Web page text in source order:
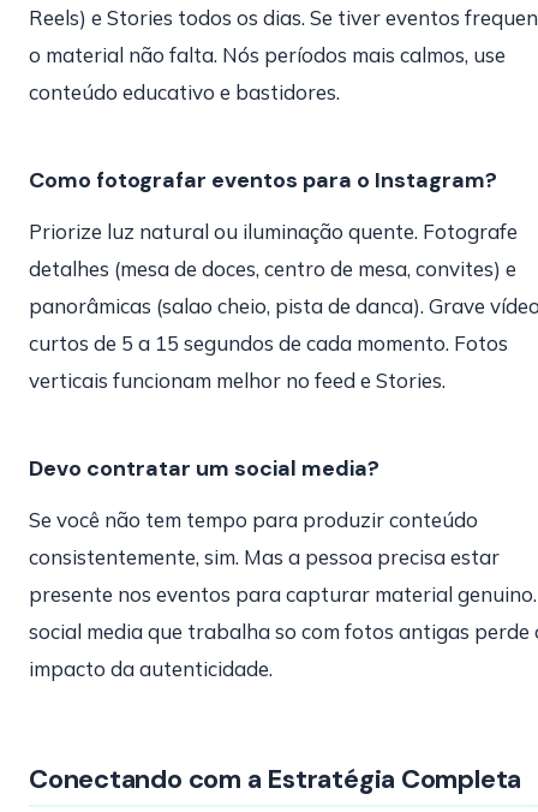
Reels) e Stories todos os dias. Se tiver eventos
o material não falta. Nós períodos mais calmos, use
conteúdo educativo e bastidores.
Como fotografar eventos para o Instagram?
Priorize luz natural ou iluminação quente. Fotografe
detalhes (mesa de doces, centro de mesa, convites) e
panorâmicas (salao cheio, pista de danca). Grave
curtos de 5 a 15 segundos de cada momento. Fotos
verticais funcionam melhor no feed e Stories.
Devo contratar um social media?
Se você não tem tempo para produzir conteúdo
consistentemente, sim. Mas a pessoa precisa estar
presente nos eventos para capturar material
social media que trabalha so com fotos antigas perde
impacto da autenticidade.
Conectando com a Estratégia Completa